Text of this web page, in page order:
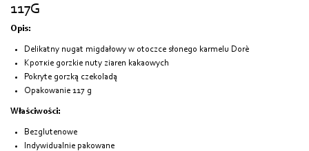
117G
Opis:
Delikatny nugat migdałowy w otoczce słonego karmelu Dorè
Kроткіе gorzkie nuty ziaren kakaowych
Pokryte gorzką czekoladą
Opakowanie 117 g
Właściwości:
Bezglutenowe
Indywidualnie pakowane